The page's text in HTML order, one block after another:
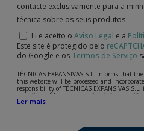
contacte exclusivamente para a
técnica sobre os seus produtos
Li e aceito o Aviso Legal e a
Este site é protegido pelo
do Google e os Termos de Serviço
TÉCNICAS EXPANSIVAS S.L. informs that
this website will be processed and
responsibility of TÉCNICAS EXPANSIVAS
collection, although, according to the specific
following: attention to your referred request,
Ler mais